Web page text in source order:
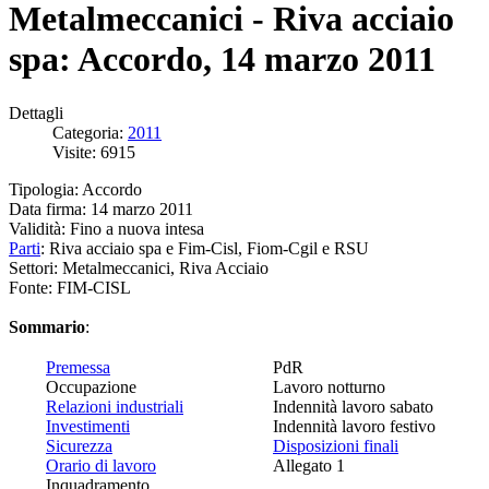
Metalmeccanici - Riva acciaio
spa: Accordo, 14 marzo 2011
Dettagli
Categoria: 2011
Visite: 6915
Tipologia: Accordo
Data firma: 14 marzo 2011
Validità: Fino a nuova intesa
Parti: Riva acciaio spa e Fim-Cisl, Fiom-Cgil e RSU
Settori: Metalmeccanici, Riva Acciaio
Fonte: FIM-CISL
Sommario:
Premessa
Occupazione
Relazioni industriali
Investimenti
Sicurezza
Orario di lavoro
Inquadramento
PdR
Lavoro notturno
Indennità lavoro sabato
Indennità lavoro festivo
Disposizioni finali
Allegato 1